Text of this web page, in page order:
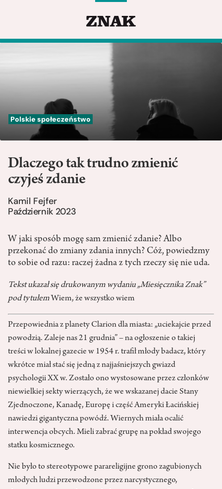
Polskie społeczeństwo
Dlaczego tak trudno zmienić
czyjeś zdanie
Kamil Fejfer
Październik 2023
W jaki sposób mogę sam zmienić zdanie? Albo
przekonać do zmiany zdania innych? Cóż, powiedzmy
to sobie od razu: raczej żadna z tych rzeczy się nie uda.
Tekst ukazał się drukowanym wydaniu „Miesięcznika Znak”
pod tytułem Wiem, że wszystko wiem
Przepowiednia z planety Clarion dla miasta: „uciekajcie przed
powodzią. Zaleje nas 21 grudnia” – na ogłoszenie o takiej
treści w lokalnej gazecie w 1954 r. trafił młody badacz, który
wkrótce miał stać się jedną z najjaśniejszych gwiazd
psychologii XX w. Zostało ono wystosowane przez członków
niewielkiej sekty wierzących, że we wskazanej dacie Stany
Zjednoczone, Kanadę, Europę i część Ameryki Łacińskiej
nawiedzi gigantyczna powódź. Wiernych miała ocalić
interwencja obcych. Mieli zabrać grupę na pokład swojego
statku kosmicznego.
Nie było to stereotypowe parareligijne grono zagubionych
młodych ludzi przewodzone przez narcystycznego,